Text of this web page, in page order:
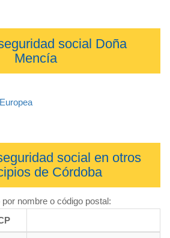
social Doña
Mencía
social en otros
de Córdoba
nombre o código postal: